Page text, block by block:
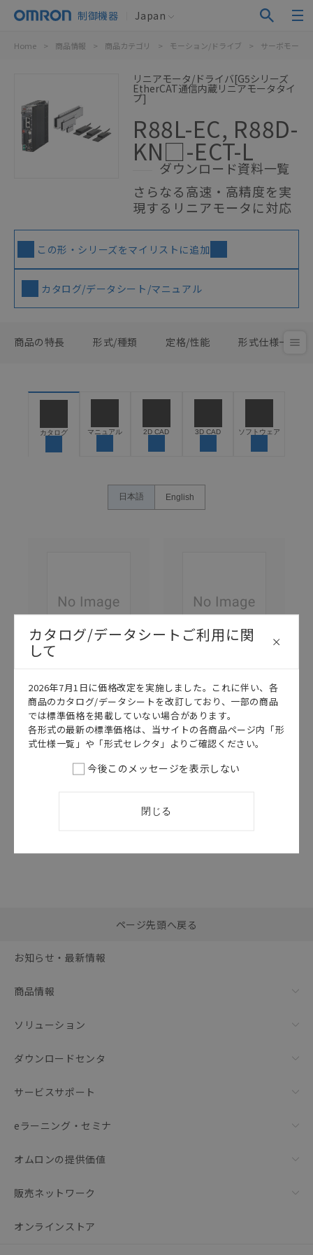
制御機器 Japan
Home > 商品情報 > 商品カテゴリ > モーション/ドライブ > サーボモータ/
リニアモータ/ドライバ[G5シリーズ
EtherCAT通信内蔵リニアモータタイ
プ]
R88L-EC, R88D-
KN□-ECT-L
ダウンロード資料一覧
さらなる高速・高精度を実
現するリニアモータに対応
この形・シリーズをマイリストに追加
カタログ/データシート/マニュアル
商品の特長 形式/種類 定格/性能 形式仕様一覧
カタログ マニュアル 2D CAD 3D CAD ソフトウェア
日本語 English
このカタログを選択
カタログ 日本語
SBCE-058AV
G5シリーズ カ
2026/07/01更新
このカタログを選択
カタログ 日本語
SBCE-045AD
位置制御セレク
2026/07/01更新
括ダウンロード
ページ先頭へ戻る
お知らせ・最新情報
商品情報
ソリューション
ダウンロードセンタ
サービスサポート
eラーニング・セミナ
オムロンの提供価値
販売ネットワーク
オンラインストア
カタログ/データシートご利用に関
して
2026年7月1日に価格改定を実施しました。これに伴い、各
商品のカタログ/データシートを改訂しており、一部の商品
では標準価格を掲載していない場合があります。
各形式の最新の標準価格は、当サイトの各商品ページ内「形
式仕様一覧」や「形式セレクタ」よりご確認ください。
今後このメッセージを表示しない
閉じる